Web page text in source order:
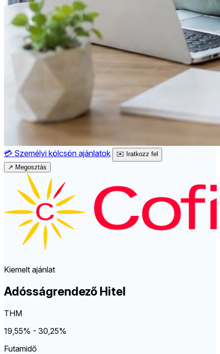
💳 Személyi kölcsön ajánlatok ✉️ Iratkozz fel
↗ Megosztás
Kiemelt ajánlat
Adósságrendező Hitel
THM
19,55% - 30,25%
Futamidő